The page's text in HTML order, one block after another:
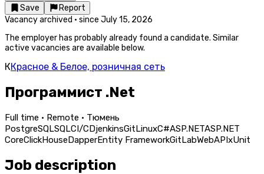
Save
Report
Vacancy archived · since July 15, 2026
The employer has probably already found a candidate. Similar
active vacancies are available below.
ККрасное & Белое, розничная сеть
Программист .Net
Full time · Remote · Тюмень
PostgreSQLSQLCI/CDjenkinsGitLinuxC#ASP.NETASP.NET
CoreClickHouseDapperEntity FrameworkGitLabWebAPIxUnit
Job description